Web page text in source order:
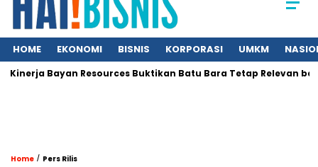
HOME EKONOMI BISNIS KORPORASI UMKM
Bayan Resources Buktikan Batu Bara Tetap Relevan bagi
Home / Pers Rilis